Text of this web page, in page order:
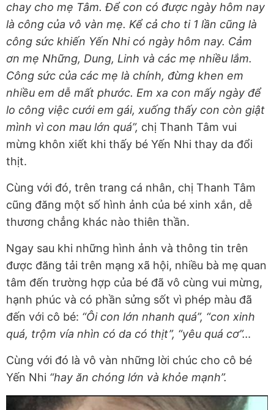
chay cho mẹ Tâm. Để con có được ngày hôm nay
là công của vô vàn mẹ. Kể cả cho ti 1 lần cũng là
công sức khiến Yến Nhi có ngày hôm nay. Cảm
ơn mẹ Những, Dung, Linh và các mẹ nhiều lắm.
Công sức của các mẹ là chính, đừng khen em
nhiều em dễ mất phước. Em xa con mấy ngày để
lo công việc cưới em gái, xuống thấy con còn giật
mình vì con mau lớn quá”, chị Thanh Tâm vui
mừng khôn xiết khi thấy bé Yến Nhi thay da đổi
thịt.
Cùng với đó, trên trang cá nhân, chị Thanh Tâm
cũng đăng một số hình ảnh của bé xinh xắn, dễ
thương chẳng khác nào thiên thần.
Ngay sau khi những hình ảnh và thông tin trên
được đăng tải trên mạng xã hội, nhiều bà mẹ quan
tâm đến trường hợp của bé đã vô cùng vui mừng,
hạnh phúc và có phần sửng sốt vì phép màu đã
đến với cô bé: “Ôi con lớn nhanh quá”, “con xinh
quá, trộm vía nhìn có da có thịt”, “yêu quá cơ”…
Cùng với đó là vô vàn những lời chúc cho cô bé
Yến Nhi “hay ăn chóng lớn và khỏe mạnh”.